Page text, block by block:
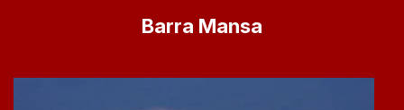
Barra Mansa